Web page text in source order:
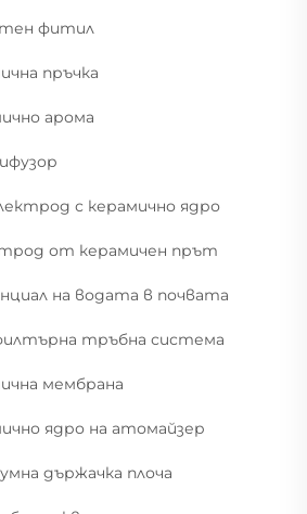
фитил
пръчка
арома
с керамично ядро
от керамичен прът
на водата в почвата
тръбна система
мембрана
ядро на атомайзер
държачка плоча